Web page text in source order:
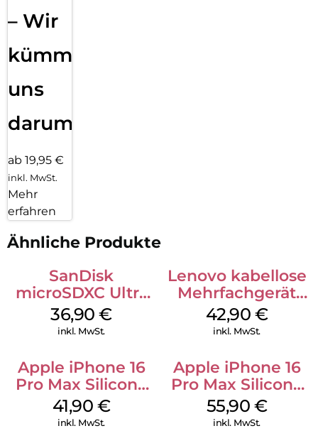
– Wir
kümmern
uns
darum!
ab 19,95 €
inkl. MwSt.
Mehr
erfahren
Ähnliche Produkte
SanDisk
microSDXC Ultra
128 GB + Adapter
Mobile
36,90€
inkl. MwSt.
Lenovo kabellose
Mehrfachgerät
Luna Grey
42,90 €
inkl. MwSt.
Apple iPhone 16
Pro Max Silicone
Case MagSafe
Ultramarine
41,90 €
inkl. MwSt.
Apple iPhone 16
Pro Max Silicone
Case MagSafe
Stone Gray
55,90 €
inkl. MwSt.